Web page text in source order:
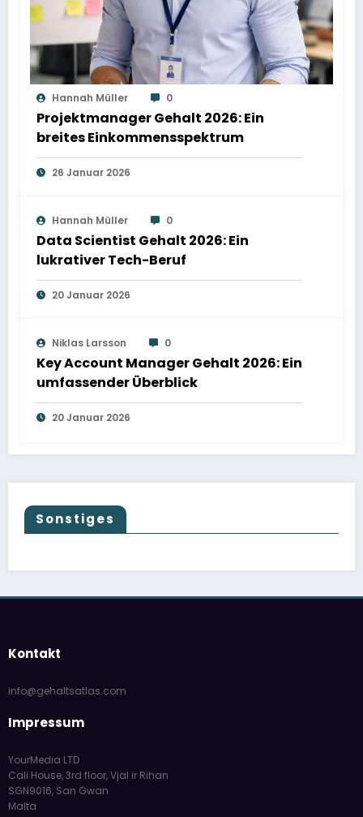
Hannah Müller 0
Projektmanager Gehalt 2026: Ein
breites Einkommensspektrum
26 Januar 2026
Hannah Müller 0
Data Scientist Gehalt 2026: Ein
lukrativer Tech-Beruf
20 Januar 2026
Niklas Larsson 0
Key Account Manager Gehalt 2026: Ein
umfassender Überblick
20 Januar 2026
Sonstiges
Kontakt
info@gehaltsatlas.com
Impressum
YourMedia LTD
Cali House, 3rd floor, Vjal ir Rihan
SGN9016, San Gwan
Malta